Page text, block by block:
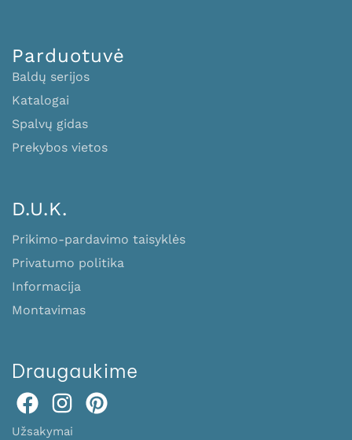
Parduotuvė
Baldų serijos
Katalogai
Spalvų gidas
Prekybos vietos
D.U.K.
Prikimo-pardavimo taisyklės
Privatumo politika
Informacija
Montavimas
Draugaukime
Užsakymai